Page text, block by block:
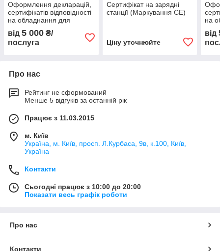
Оформлення декларацій,
сертифікатів відповідності
на обладнання для
харчового виробництва
від 5 000 ₴/
послуга
Сертифікат на зарядні
станції (Маркування CE)
Ціну уточнюйте
на
від
Про нас
Рейтинг не сформований
Менше 5 відгуків за останній рік
Працює з 11.03.2015
м. Київ
Україна, м. Київ, просп. Л.Курбаса, 9в, к.100, Київ,
Україна
Контакти
Сьогодні працює з 10:00 до 20:00
Показати весь графік роботи
Про нас
Контакти